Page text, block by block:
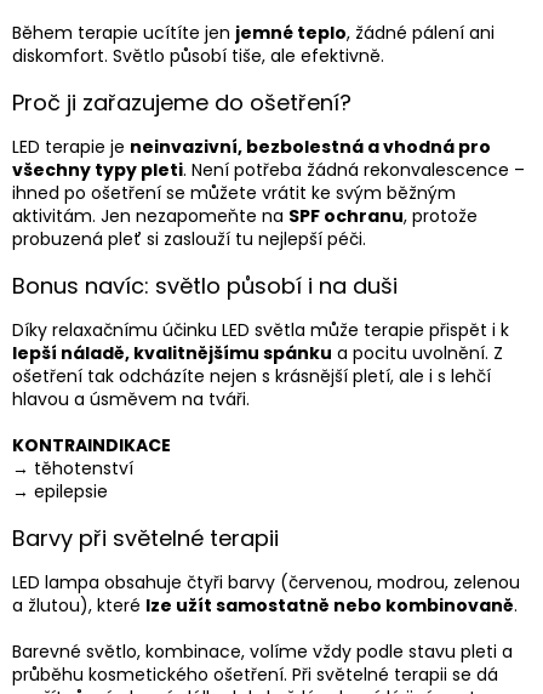
Během terapie ucítíte jen jemné teplo, žádné pálení ani
diskomfort. Světlo působí tiše, ale efektivně.
Proč ji zařazujeme do ošetření?
LED terapie je neinvazivní, bezbolestná a vhodná pro
všechny typy pleti. Není potřeba žádná rekonvalescence –
ihned po ošetření se můžete vrátit ke svým běžným
aktivitám. Jen nezapomeňte na SPF ochranu, protože
probuzená pleť si zaslouží tu nejlepší péči.
Bonus navíc: světlo působí i na duši
Díky relaxačnímu účinku LED světla může terapie přispět i k
lepší náladě, kvalitnějšímu spánku a pocitu uvolnění. Z
ošetření tak odcházíte nejen s krásnější pletí, ale i s lehčí
hlavou a úsměvem na tváři.
KONTRAINDIKACE
→ těhotenství
→ epilepsie
Barvy při světelné terapii
LED lampa obsahuje čtyři barvy (červenou, modrou, zelenou
a žlutou), které lze užít samostatně nebo kombinovaně.
Barevné světlo, kombinace, volíme vždy podle stavu pleti a
průběhu kosmetického ošetření. Při světelné terapii se dá